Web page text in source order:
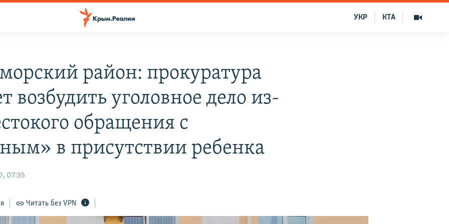
КТА
УКР
район: прокуратура
возбудить уголовное дело из-
обращения с
в присутствии ребенка
07:35
Читать без VPN